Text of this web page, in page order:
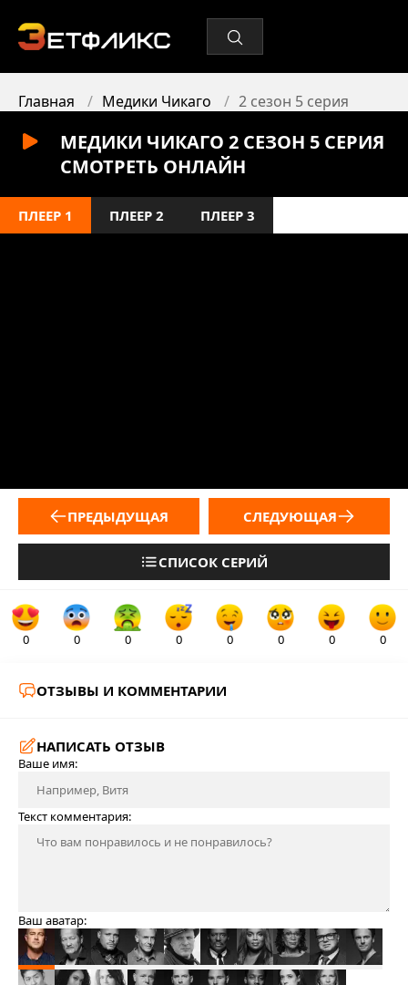
Главная Медики Чикаго 2 сезон 5 серия
МЕДИКИ ЧИКАГО 2 СЕЗОН 5 СЕРИЯ
СМОТРЕТЬ ОНЛАЙН
ПЛЕЕР 1 ПЛЕЕР 2 ПЛЕЕР 3
ПРЕДЫДУЩАЯ
СПИСОК СЕРИЙ
СЛЕДУЮЩАЯ
0 0 0 0 0 0 0 0
ОТЗЫВЫ И КОММЕНТАРИИ
НАПИСАТЬ ОТЗЫВ
Ваше имя:
Текст комментария:
Ваш аватар: